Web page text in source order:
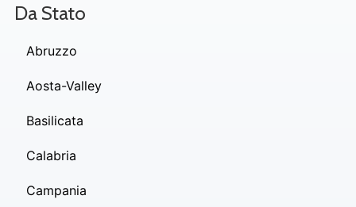
Da Stato
Abruzzo
Aosta-Valley
Basilicata
Calabria
Campania